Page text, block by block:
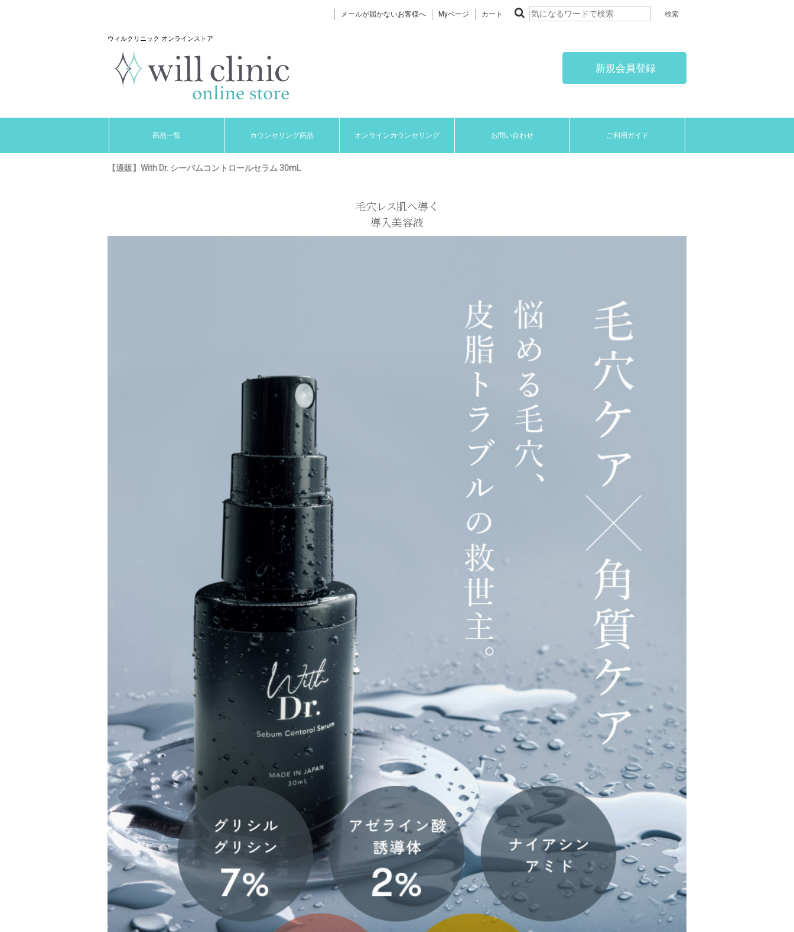
メールが届かないお客様へ Myページ カート
ウィルクリニック オンラインストア
新規会員登録
商品一覧 カウンセリング商品 オンラインカウンセリング お問い合わせ ご利用ガイド
【通販】With Dr. シーバムコントロールセラム 30mL
毛穴レス肌へ導く
導入美容液